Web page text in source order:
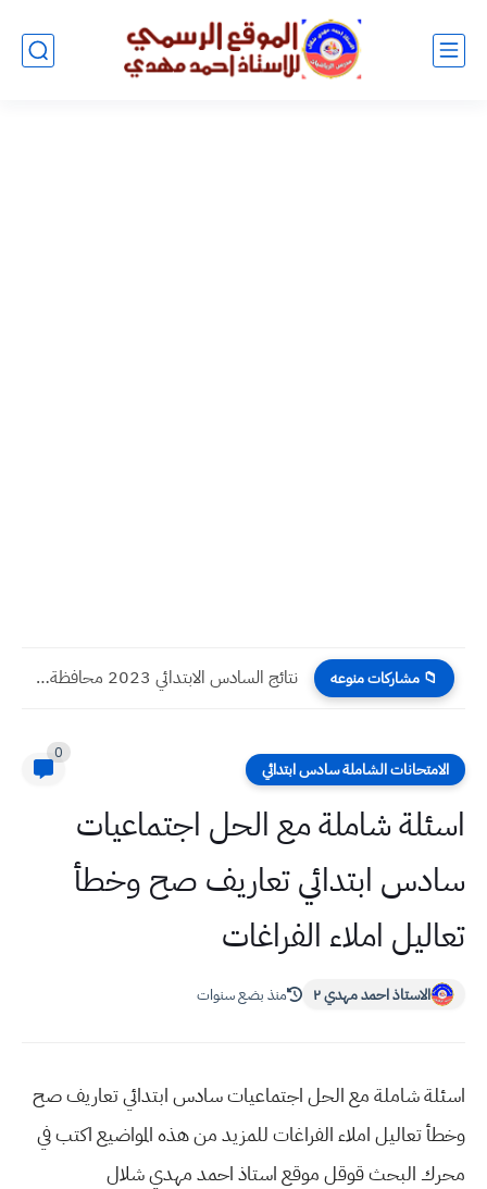
📁 مشاركات منوعه نتائج السادس الابتدائي 2023 محافظة المثنى / السماوة الدور الاول
الامتحانات الشاملة سادس ابتدائي
0
اسئلة شاملة مع الحل اجتماعيات
سادس ابتدائي تعاريف صح وخطأ
تعاليل املاء الفراغات
الاستاذ احمد مهدي ٢ منذ بضع سنوات
اسئلة شاملة مع الحل اجتماعيات سادس ابتدائي تعاريف صح
وخطأ تعاليل املاء الفراغات للمزيد من هذه المواضيع اكتب في
محرك البحث قوقل موقع استاذ احمد مهدي شلال